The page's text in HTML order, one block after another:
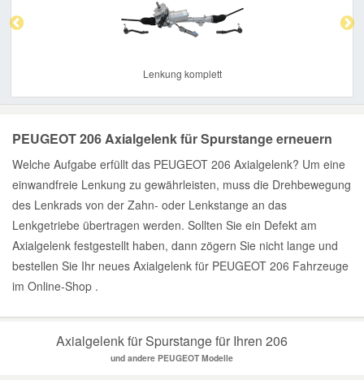
Lenkung komplett
PEUGEOT 206 Axialgelenk für Spurstange erneuern
Welche Aufgabe erfüllt das PEUGEOT 206 Axialgelenk? Um eine
einwandfreie Lenkung zu gewährleisten, muss die Drehbewegung
des Lenkrads von der Zahn- oder Lenkstange an das
Lenkgetriebe übertragen werden. Sollten Sie ein Defekt am
Axialgelenk festgestellt haben, dann zögern Sie nicht lange und
bestellen Sie Ihr neues Axialgelenk für PEUGEOT 206 Fahrzeuge
im Online-Shop .
Axialgelenk für Spurstange für Ihren 206
und andere PEUGEOT Modelle